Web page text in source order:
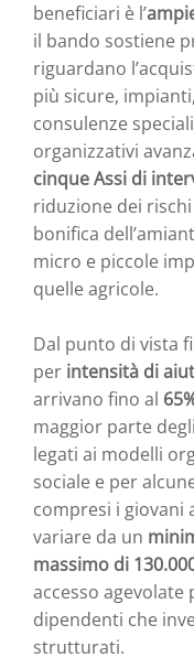
beneficiari è l’
il bando sostiene
riguardano
più sicure,
consulenze
organizzativi
cinque Assi di
riduzione dei
bonifica
micro e piccole
quelle agricole.
Dal punto di vista
per intensità di
arrivano fino al
maggior parte
legati ai modelli
sociale e per
compresi i
variare da un
massimo di
accesso
dipendenti che
strutturati.